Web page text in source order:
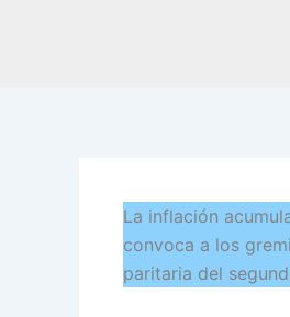
La inflación
convoca a los
paritaria del